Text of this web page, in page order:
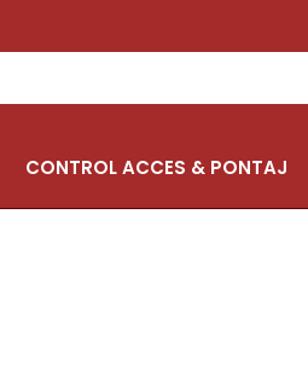
CONTROL ACCES & PONTAJ